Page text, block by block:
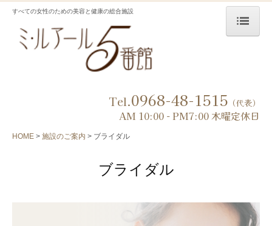
HOME
リラクゼーションエステ
すべての女性のための美容と健康の総合施設
Tel.0968-48-1515 （代表）
AM 10:00 - PM7:00 木曜定休日
HOME 施設のご案内 ブライダル
ブライダル